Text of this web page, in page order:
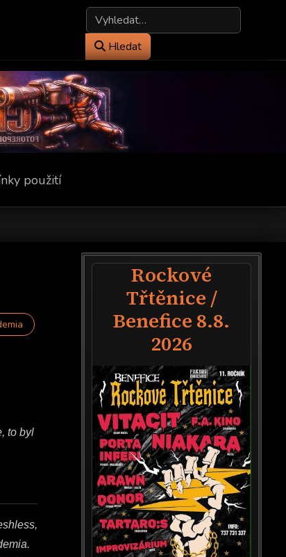
Hledat
Hledat
použití
to byl
Rockové
Třtěnice /
Benefice 8.8.
2026